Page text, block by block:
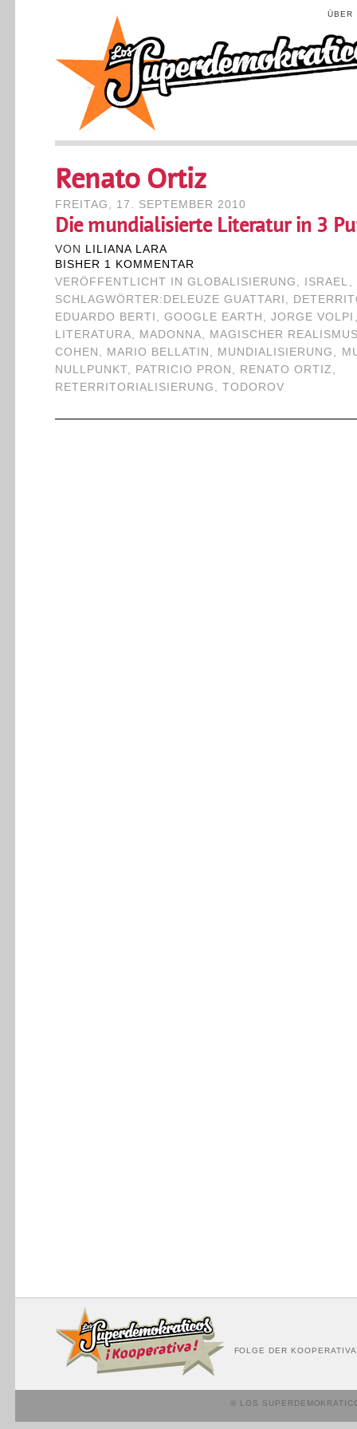
ÜBER
Renato Ortiz
FREITAG, 17. SEPTEMBER 2010
Die mundialisierte Literatur in 3
VON
LILIANA LARA
BISHER 1 KOMMENTAR
VERÖFFENTLICHT IN GLOBALISIERUNG , ISRAEL ,
SCHLAGWÖRTER: DELEUZE GUATTARI ,
EDUARDO BERTI , GOOGLE EARTH ,JORGE VOLPI
LITERATURA, MADONNA, MAGISCHER
COHEN , MARIO BELLATIN , MUNDIALISIERUNG ,
NULLPUNKT, PATRICIO PRON , RENATO ORTIZ ,
RETERRITORIALISIERUNG ,TODOROV
FOLGE DER
© LOS